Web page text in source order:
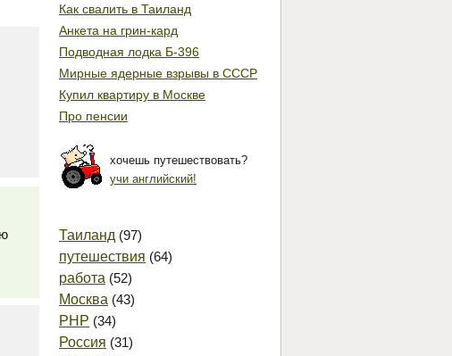
Как свалить в Таиланд
Анкета на грин-кард
Подводная лодка Б-396
Мирные ядерные взрывы в СССР
Купил квартиру в Москве
Про пенсии
хочешь путешествовать?
учи английский!
Таиланд (97)
путешествия (64)
работа (52)
Москва (43)
PHP (34)
Россия (31)